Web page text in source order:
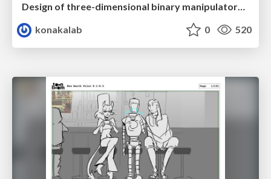
Design of three-dimensional binary manipulators for pick-and-place task avoiding obstacles (IECON2024)
konakalab
0 520